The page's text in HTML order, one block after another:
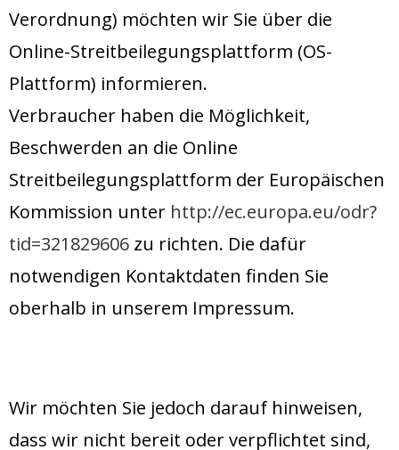
Verordnung) möchten wir Sie über die
Online-Streitbeilegungsplattform (OS-
Plattform) informieren.
Verbraucher haben die Möglichkeit,
Beschwerden an die Online
Streitbeilegungsplattform der Europäischen
Kommission unter http://ec.europa.eu/odr?
tid=321829606 zu richten. Die dafür
notwendigen Kontaktdaten finden Sie
oberhalb in unserem Impressum.
Wir möchten Sie jedoch darauf hinweisen,
dass wir nicht bereit oder verpflichtet sind,